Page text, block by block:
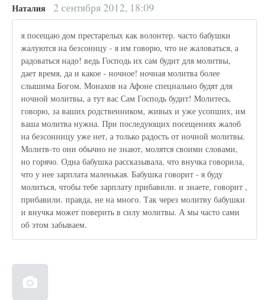
Наталия 2 сентября 2012, 18:09
я посещаю дом престарелых как волонтер. часто бабушки
жалуются на безсоннцу - я им говорю, что не жаловаться, а
радоваться надо! ведь Господь их сам будит для молитвы,
дает время, да и какое - ночное! ночная молитва более
слышима Богом. Монахов на Афоне специально будят для
ночной молитвы, а тут вас Сам Господь будит! Молитесь,
говорю, за ваших родственником, живых и уже усопших, им
ваша молитва нужна. При последующих посещениях жалоб
на безсонницу уже нет, а только радость от ночной молитвы.
Молитв-то они обычно не знают, молятся своими словами,
но горячо. Одна бабушка рассказывала, что внучка говорила,
что у нее зарплата маленькая. Бабушка говорит - я буду
молиться, чтобы тебе зарплату прибавили. и знаете, говорит ,
прибавили. правда, не на много. Так через молитву бабушки
и внучка может поверить в силу молитвы. А мы часто сами
об этом забываем.